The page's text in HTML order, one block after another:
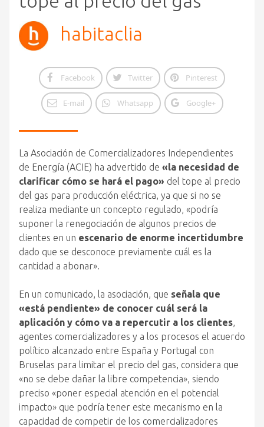
habitaclia
Facebook Twitter Pinterest
E-mail Whatsapp Google+
La Asociación de Comercializadores Independientes
de Energía (ACIE) ha advertido de «la necesidad de
clarificar cómo se hará el pago» del tope al precio
del gas para producción eléctrica, ya que si no se
realiza mediante un concepto regulado, «podría
suponer la renegociación de algunos precios de
clientes en un escenario de enorme incertidumbre
dado que se desconoce previamente cuál es la
cantidad a abonar».
En un comunicado, la asociación, que señala que
«está pendiente» de conocer cuál será la
aplicación y cómo va a repercutir a los clientes,
agentes comercializadores y a los procesos el acuerdo
político alcanzado entre España y Portugal con
Bruselas para limitar el precio del gas, considera que
«no se debe dañar la libre competencia», siendo
preciso «poner especial atención en el potencial
impacto» que podría tener este mecanismo en la
capacidad de competir de los comercializadores